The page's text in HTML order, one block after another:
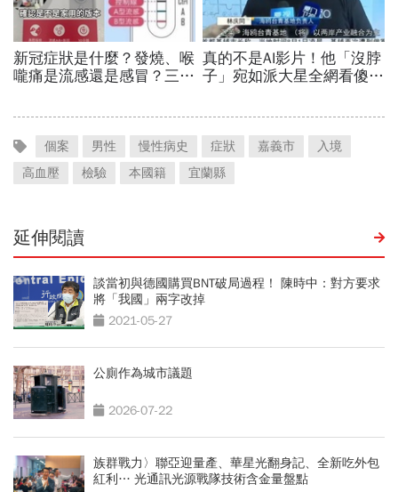
個案 男性 慢性病史 症狀 嘉義市
入境
高血壓
檢驗 本國籍 宜蘭縣
延伸閱讀
談當初與德國購買BNT破局過程！ 陳時中：對方要求
將「我國」兩字改掉
2021-05-27
公廁作為城市議題
2026-07-22
族群戰力〉聯亞迎量產、華星光翻身記、全新吃外包
紅利… 光通訊光源戰隊技術含金量盤點